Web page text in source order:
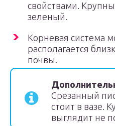
свойствами.
зеленый.
Корневая система
располагается
почвы.
Срезанный
стоит в вазе.
выглядит не